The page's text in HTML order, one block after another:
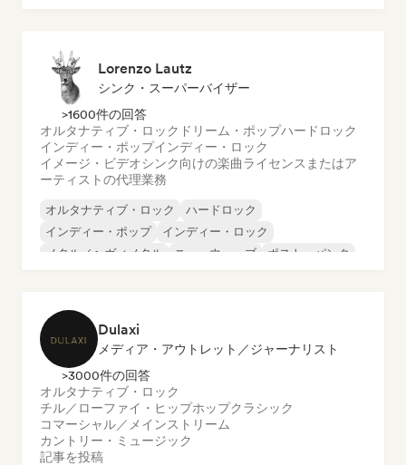
Lorenzo Lautz
シンク・スーパーバイザー
>1600件の回答
オルタナティブ・ロック ドリーム・ポップハードロック
インディー・ポップインディー・ロック
イメージ・ビデオシンク向けの楽曲ライセンスまたはア
ーティストの代理業務
オルタナティブ・ロック
ハードロック
インディー・ポップ
インディー・ロック
メタル／ヘヴィメタル
ニューウェーブ
ポスト・パンク
Dulaxi
メディア・アウトレット／ジャーナリスト
>3000件の回答
オルタナティブ・ロック
チル／ローファイ・ヒップホップクラシック
コマーシャル／メインストリーム
カントリー・ミュージック
記事を投稿